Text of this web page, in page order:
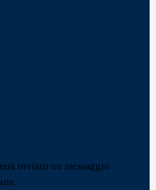
inviato un messaggio